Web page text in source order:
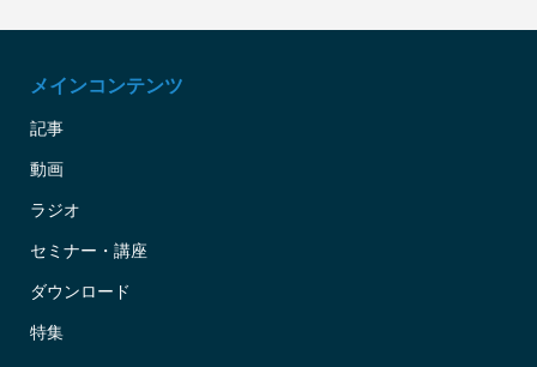
メインコンテンツ
記事
動画
ラジオ
セミナー・講座
ダウンロード
特集